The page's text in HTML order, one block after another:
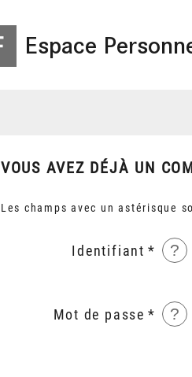
Espace
VOUS AVEZ DÉJÀ UN
Les champs avec un astérisque
Identifiant ?
Mot de passe ?